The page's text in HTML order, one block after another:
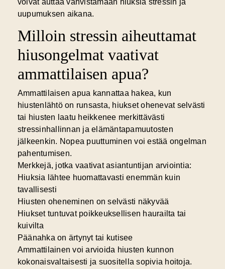
voivat auttaa vahvistamaan hiuksia stressin ja
uupumuksen aikana.
Milloin stressin aiheuttamat
hiusongelmat vaativat
ammattilaisen apua?
Ammattilaisen apua kannattaa hakea, kun
hiustenlähtö on runsasta, hiukset ohenevat selvästi
tai hiusten laatu heikkenee merkittävästi
stressinhallinnan ja elämäntapamuutosten
jälkeenkin. Nopea puuttuminen voi estää ongelman
pahentumisen.
Merkkejä, jotka vaativat asiantuntijan arviointia:
Hiuksia lähtee huomattavasti enemmän kuin
tavallisesti
Hiusten oheneminen on selvästi näkyvää
Hiukset tuntuvat poikkeuksellisen haurailta tai
kuivilta
Päänahka on ärtynyt tai kutisee
Ammattilainen voi arvioida hiusten kunnon
kokonaisvaltaisesti ja suositella sopivia hoitoja.